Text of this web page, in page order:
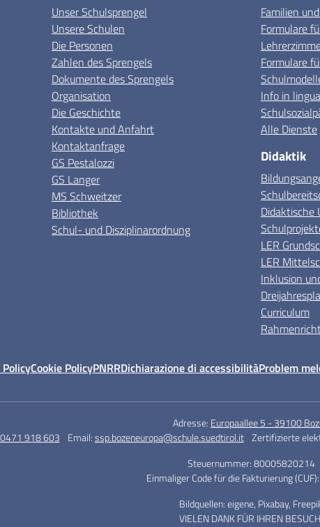
Unser Schulsprengel
Unsere Schulen
Die Personen
Zahlen des Sprengels
Dokumente des Sprengels
Organisation
Die Geschichte
Kontakte und Anfahrt
Kontaktanfrage
GS Pestalozzi
GS Langer
MS Schweitzer
Bibliothek
Schul- und Disziplinarordnung
Familien
Formulare
Formulare
Info in
Alle Dienste
Didaktik
Didaktische
LER
LER
Inklusion
Curriculum
Cookie PolicyPNRRDichiarazione di accessibilitàProblem
Adresse: Europaallee 5 - 39100
0471 918 603 Email:ssp.bozeneuropa@schule.suedtirol.it Zertifizierte
Steuernummer: 80005820214
Einmaliger Code für die Fakturierung
Bildquellen: eigene, Pixabay,
VIELEN DANK FÜR IHREN